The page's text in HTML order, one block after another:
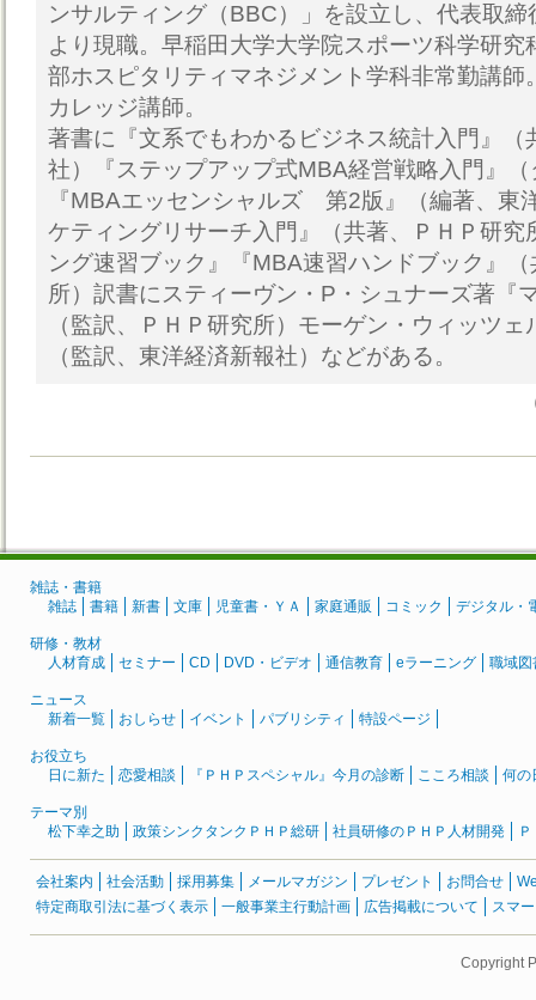
ンサルティング（BBC）」を設立し、代表取
より現職。早稲田大学大学院スポーツ科学研究
部ホスピタリティマネジメント学科非常勤講師
カレッジ講師。
著書に『文系でもわかるビジネス統計入門』（
社）『ステップアップ式MBA経営戦略入門』
『MBAエッセンシャルズ 第2版』（編著、東
ケティングリサーチ入門』（共著、ＰＨＰ研究
ング速習ブック』『MBA速習ハンドブック』
所）訳書にスティーヴン・P・シュナーズ著『
（監訳、ＰＨＰ研究所）モーゲン・ウィッツ
（監訳、東洋経済新報社）などがある。
雑誌・書籍
雑誌
書籍 新書 文庫 児童書・ＹＡ 家庭通販 コミック デジタル・
研修・教材
人材育成
セミナー CD DVD・ビデオ 通信教育 eラーニング 職域図
ニュース
新着一覧
おしらせ イベント パブリシティ 特設ページ
お役立ち
日に新た
恋愛相談 『ＰＨＰスペシャル』今月の診断 こころ相談 何の
テーマ別
松下幸之助
政策シンクタンクＰＨＰ総研 社員研修のＰＨＰ人材開発
会社案内 社会活動 採用募集 メールマガジン プレゼント お問合せ
特定商取引法に基づく表示
一般事業主行動計画 広告掲載について スマ
Copyright